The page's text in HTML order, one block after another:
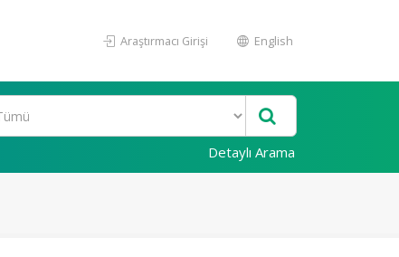
Araştırmacı Girişi English
Detaylı Arama